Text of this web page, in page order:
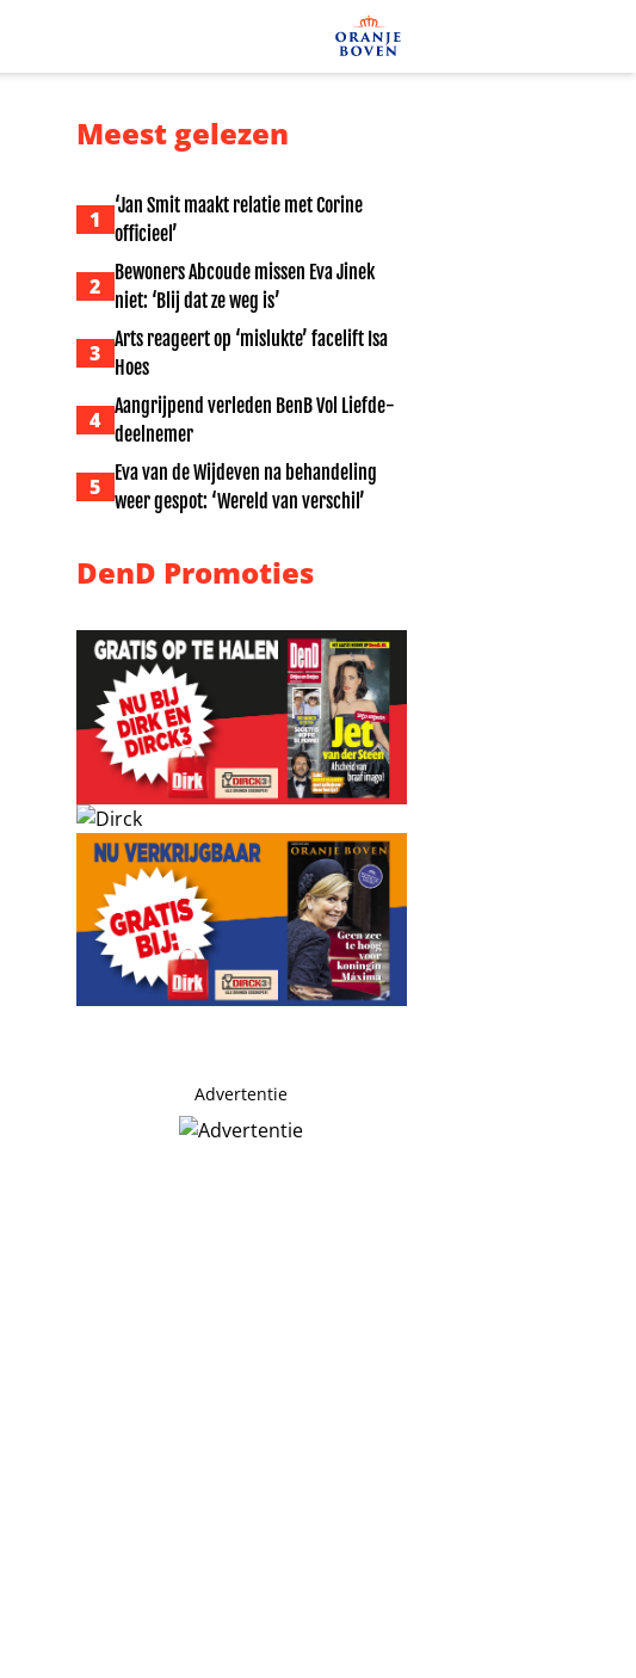
Meest gelezen
1
‘Jan Smit maakt relatie met Corine
officieel’
2
Bewoners Abcoude missen Eva Jinek
niet: ‘Blij dat ze weg is’
3
Arts reageert op ‘mislukte’ facelift Isa
Hoes
4
Aangrijpend verleden BenB Vol Liefde-
deelnemer
5
Eva van de Wijdeven na behandeling
weer gespot: ‘Wereld van verschil’
DenD Promoties
Advertentie